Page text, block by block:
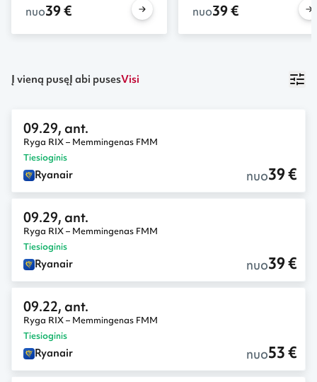
nuo39 € nuo39 €
Į vieną pusęĮ abi pusesVisi
09.29, ant.
Ryga RIX – Memmingenas FMM
Tiesioginis
Ryanair nuo39 €
09.29, ant.
Ryga RIX – Memmingenas FMM
Tiesioginis
Ryanair nuo39 €
09.22, ant.
Ryga RIX – Memmingenas FMM
Tiesioginis
Ryanair nuo53 €